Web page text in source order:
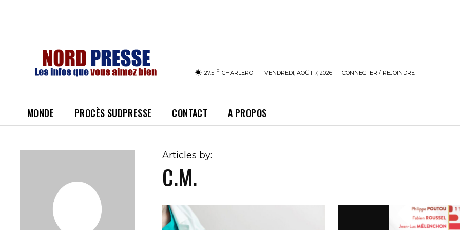
27.5 C CHARLEROI VENDREDI, AOÛT 7, 2026 CONNECTER / REJOINDRE
MONDE PROCÈS SUDPRESSE CONTACT A PROPOS
Articles by:
C.M.